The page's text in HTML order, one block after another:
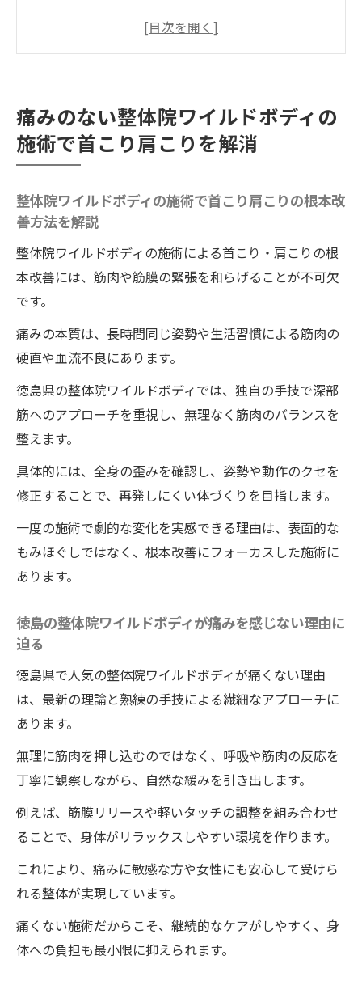
徳島の整体院ワイルドボディが痛みを感じ
リラックス効果とは
整体院ワイルドボディの施術と肩甲骨はが
しの相乗効果を実感しよう
口コミやレビューから整体院選びのコツを
紹介
整体後に効果を実感するためのポイントと
は
ディの体験
整体院ワイルドボディで巻肩が劇的に変化
首こり肩こりと巻肩の関係性を整体院ワイ
ルドボディで紐解く
効性と満足感とは
巻肩改善に整体院ワイルドボディの施術を
取り入れる新しい発想
整体院ワイルドボディの施術体験者のリア
整体院ワイルドボディで美姿勢を目指すリ
たらす健康効果とは
女性が整体に求める癒しと安心ポイント
整体院ワイルドボディの施術と筋膜リリー
スの組み合わせで姿勢改善
整体院ワイルドボディの施術で得られる身
長アップ感と体の軽さ実感
整体施術後の姿勢維持に役立つ習慣を紹介
筋膜リリースを通じた肩首の新ケア法
痛みのない整体院ワイルドボディの
施術で首こり肩こりを解消
整体院ワイルドボディの施術で首こり肩こりの根本改
善方法を解説
整体院ワイルドボディの施術による首こり・肩こりの根
本改善には、筋肉や筋膜の緊張を和らげることが不可欠
です。
痛みの本質は、長時間同じ姿勢や生活習慣による筋肉の
硬直や血流不良にあります。
徳島県の整体院ワイルドボディでは、独自の手技で深部
筋へのアプローチを重視し、無理なく筋肉のバランスを
整えます。
具体的には、全身の歪みを確認し、姿勢や動作のクセを
修正することで、再発しにくい体づくりを目指します。
一度の施術で劇的な変化を実感できる理由は、表面的な
もみほぐしではなく、根本改善にフォーカスした施術に
あります。
徳島の整体院ワイルドボディが痛みを感じない理由に
迫る
徳島県で人気の整体院ワイルドボディが痛くない理由
は、最新の理論と熟練の手技による繊細なアプローチに
あります。
無理に筋肉を押し込むのではなく、呼吸や筋肉の反応を
丁寧に観察しながら、自然な緩みを引き出します。
例えば、筋膜リリースや軽いタッチの調整を組み合わせ
ることで、身体がリラックスしやすい環境を作ります。
これにより、痛みに敏感な方や女性にも安心して受けら
れる整体が実現しています。
痛くない施術だからこそ、継続的なケアがしやすく、身
体への負担も最小限に抑えられます。